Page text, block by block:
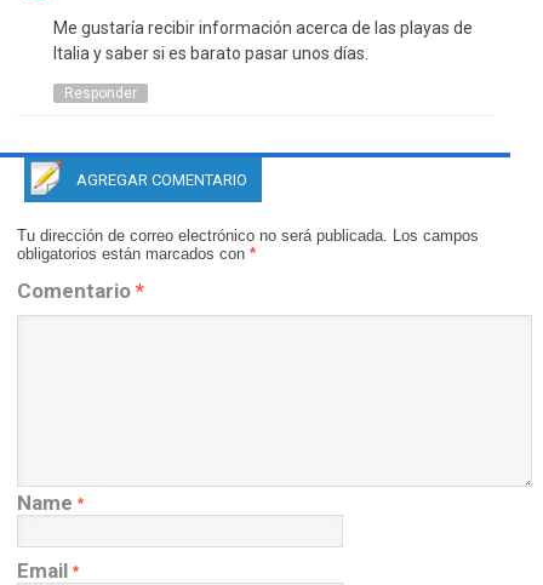
Me gustaría recibir información acerca de las playas de
Italia y saber si es barato pasar unos días.
Responder
AGREGAR COMENTARIO
Tu dirección de correo electrónico no será publicada. Los campos
obligatorios están marcados con *
Comentario *
Name *
Email *